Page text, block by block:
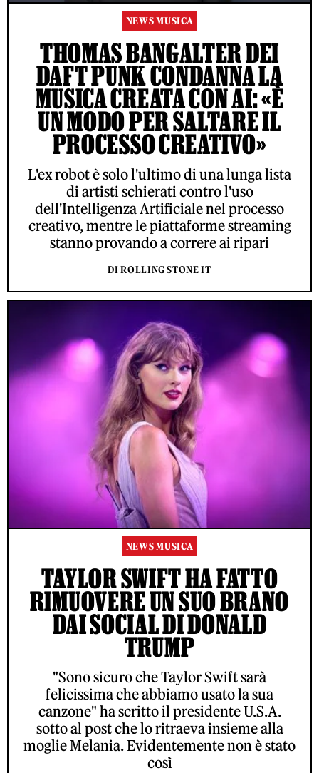
NEWS MUSICA
THOMAS BANGALTER DEI
DAFT PUNK CONDANNA LA
MUSICA CREATA CON AI: «È
UN MODO PER SALTARE IL
PROCESSO CREATIVO»
L'ex robot è solo l'ultimo di una lunga lista
di artisti schierati contro l'uso
dell'Intelligenza Artificiale nel processo
creativo, mentre le piattaforme streaming
stanno provando a correre ai ripari
DI ROLLING STONE IT
NEWS MUSICA
TAYLOR SWIFT HA FATTO
RIMUOVERE UN SUO BRANO
DAI SOCIAL DI DONALD
TRUMP
"Sono sicuro che Taylor Swift sarà
felicissima che abbiamo usato la sua
canzone" ha scritto il presidente U.S.A.
sotto al post che lo ritraeva insieme alla
moglie Melania. Evidentemente non è stato
così